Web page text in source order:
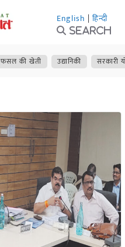
English | हिन्दी
Search
फसल की खेती उद्यानिकी सरकारी